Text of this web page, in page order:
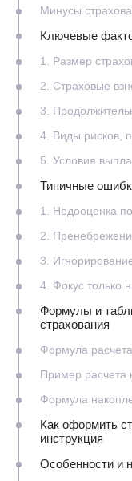
Минусы
Ключевые
1. Размер
2. Страховые
3.
4. Виды рисков,
5. Условия
Типичные
1. Недооценка
2.
3.
4. Фокус только
Формулы и
страхования
Формула
Пример расчета
Формула
Как оформить
инструкция
Особенности и